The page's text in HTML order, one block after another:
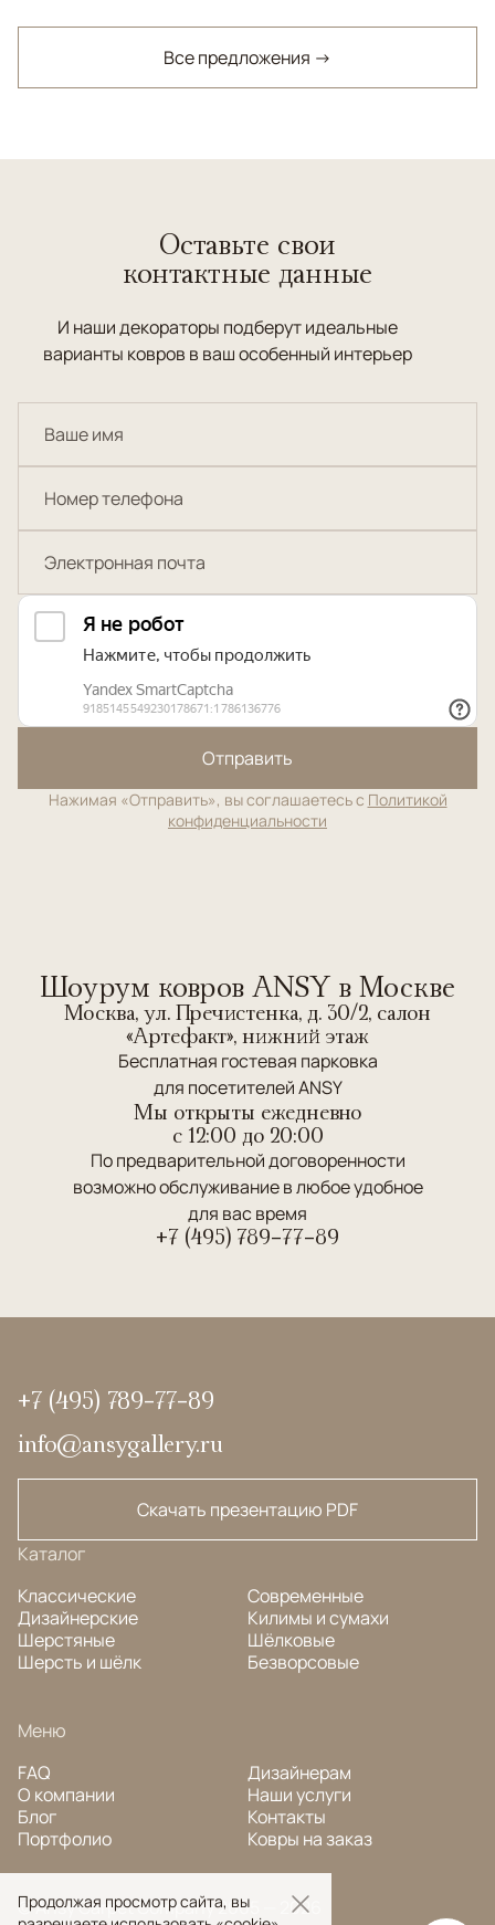
Все предложения →
Оставьте свои
контактные данные
И наши декораторы подберут идеальные
варианты ковров в ваш особенный интерьер
Отправить
Нажимая «Отправить», вы соглашаетесь с Политикой
конфиденциальности
Шоурум ковров ANSY в Москве
Москва, ул. Пречистенка, д. 30/2, салон
«Артефакт», нижний этаж
Бесплатная гостевая парковка
для посетителей ANSY
Мы открыты ежедневно
c 12:00 до 20:00
По предварительной договоренности
возможно обслуживание в любое удобное
для вас время
+7 (495) 789-77-89
+7 (495) 789-77-89
info@ansygallery.ru
Скачать презентацию PDF
Каталог
Классические
Дизайнерские
Шерстяные
Шерсть и шёлк
Современные
Килимы и сумахи
Шёлковые
Безворсовые
Меню
FAQ
О компании
Блог
Портфолио
Дизайнерам
Наши услуги
Контакты
Ковры на заказ
© Ansy Carpet Company 2005 — 2026
Продолжая просмотр сайта, вы